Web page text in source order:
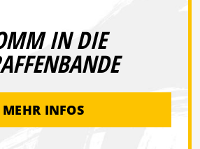
IN DIE
MEHR INFOS